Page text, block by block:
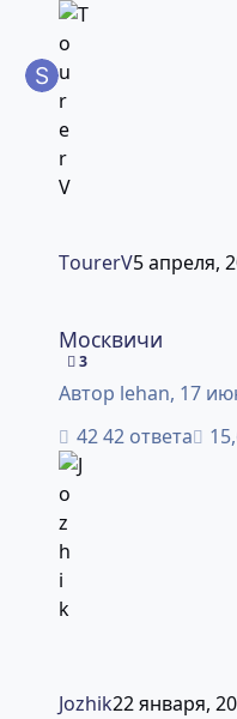
ТourerV5 апреля,
Москвичи
3
Автор lehan, 17
42 ответа
Jozhik22 января,